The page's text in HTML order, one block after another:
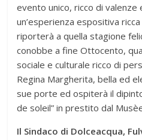
evento unico, ricco di valenze
un’esperienza espositiva
riporterà a quella stagione
conobbe a fine Ottocento,
sociale e culturale ricco di
Regina Margherita, bella ed
sue porte ed ospiterà il
de soleil” in prestito dal
Il Sindaco di Dolceacqua,